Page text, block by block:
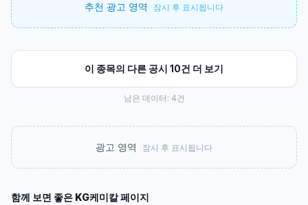
추천 광고 영역 잠시 후 표시됩니다
이 종목의 다른 공시 10건 더 보기
남은 데이터: 4건
광고 영역 잠시 후 표시됩니다
함께 보면 좋은 KG케미칼페이지